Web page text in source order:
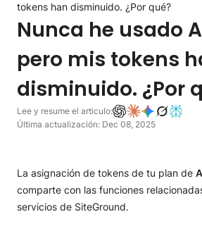
tokens han disminuido. ¿Por qué?
Nunca he usado
pero mis tokens
disminuido. ¿Por
Lee y resume el articulo:
Última actualización: Dec 08, 2025
La asignación de tokens de tu plan de
comparte con las funciones
servicios de SiteGround.